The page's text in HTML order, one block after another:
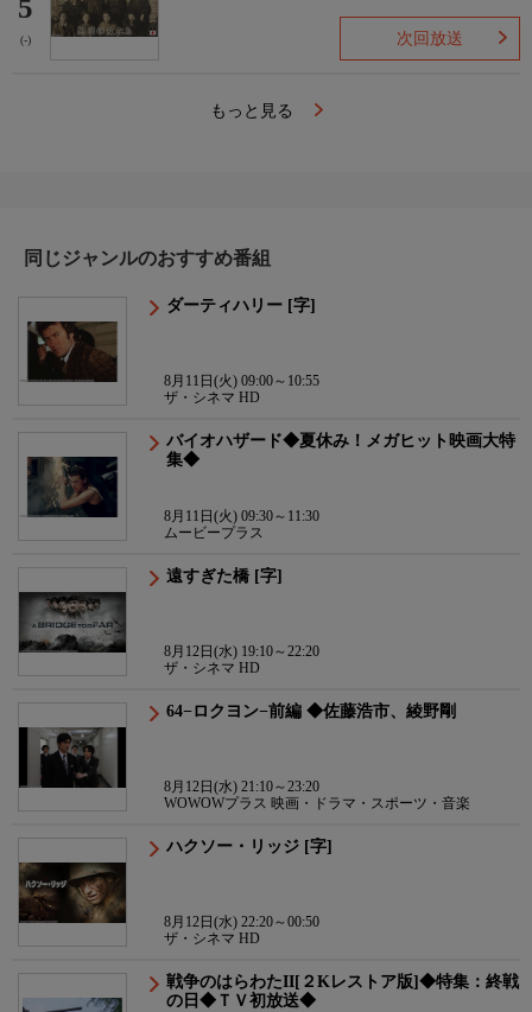
5
(-) 次回放送
もっと見る
同じジャンルのおすすめ番組
ダーティハリー [字]
8月11日(火) 09:00～10:55
ザ・シネマ HD
バイオハザード◆夏休み！メガヒット映画大特
集◆
8月11日(火) 09:30～11:30
ムービープラス
遠すぎた橋 [字]
8月12日(水) 19:10～22:20
ザ・シネマ HD
64−ロクヨン−前編 ◆佐藤浩市、綾野剛
8月12日(水) 21:10～23:20
WOWOWプラス 映画・ドラマ・スポーツ・音楽
ハクソー・リッジ [字]
8月12日(水) 22:20～00:50
ザ・シネマ HD
戦争のはらわたII[２Kレストア版]◆特集：終戦
の日◆ＴＶ初放送◆